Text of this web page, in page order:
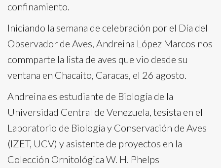
confinamiento.
Iniciando la semana de celebración por el Día del
Observador de Aves, Andreina López Marcos nos
commparte la lista de aves que vio desde su
ventana en Chacaito, Caracas, el 26 agosto.
Andreina es estudiante de Biología de la
Universidad Central de Venezuela, tesista en el
Laboratorio de Biología y Conservación de Aves
(IZET, UCV) y asistente de proyectos en la
Colección Ornitológica W. H. Phelps